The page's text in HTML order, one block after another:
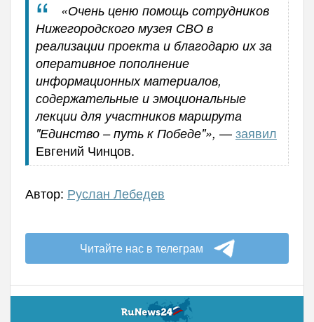
«Очень ценю помощь сотрудников
Нижегородского музея СВО в
реализации проекта и благодарю их за
оперативное пополнение
информационных материалов,
содержательные и эмоциональные
лекции для участников маршрута
"Единство – путь к Победе"», —заявил
Евгений Чинцов.
Автор: Руслан Лебедев
Читайте нас в телеграм